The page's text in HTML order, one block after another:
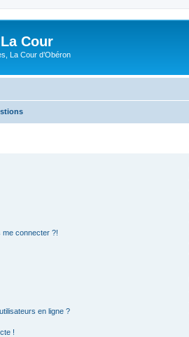
Cour
La Cour d’Obéron
me connecter ?!
en ligne ?
!